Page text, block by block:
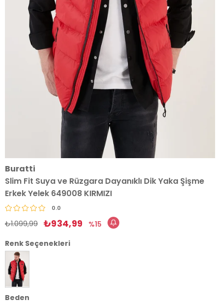
Buratti
Slim Fit Suya ve Rüzgara Dayanıklı Dik Yaka Şişme
Erkek Yelek 649008 KIRMIZI
0.0
₺1.099,99 ₺934,99
15
Renk Seçenekleri
Beden